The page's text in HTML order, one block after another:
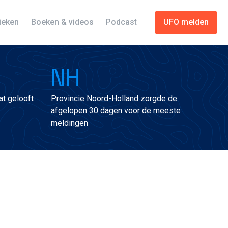
UFO melden
Boeken & videos Podcast
gelooft
NH
Provincie Noord-Holland zorgde de
afgelopen 30 dagen voor de meeste
meldingen